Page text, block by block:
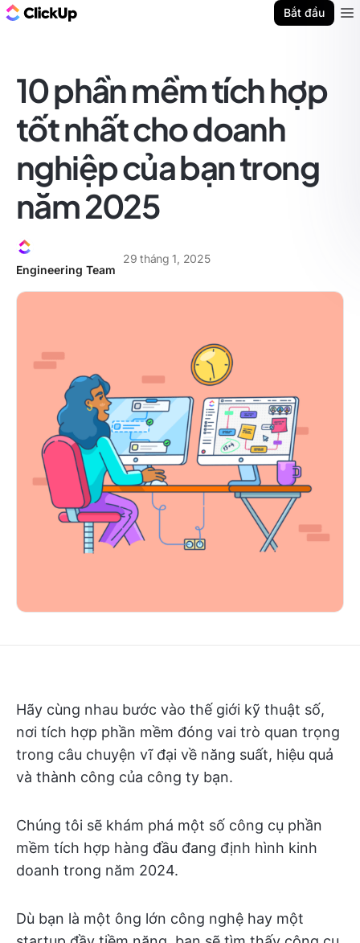
Bắt đầu
10 phần mềm tích hợp
tốt nhất cho doanh
nghiệp của bạn trong
năm 2025
Engineering Team
29 tháng 1, 2025
Hãy cùng nhau bước vào thế giới kỹ thuật số,
nơi tích hợp phần mềm đóng vai trò quan trọng
trong câu chuyện vĩ đại về năng suất, hiệu quả
và thành công của công ty bạn.
Chúng tôi sẽ khám phá một số công cụ phần
mềm tích hợp hàng đầu đang định hình kinh
doanh trong năm 2024.
Dù bạn là một ông lớn công nghệ hay một